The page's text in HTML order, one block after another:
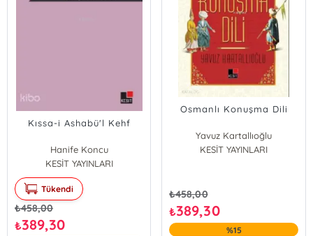
Kıssa-i Ashabü'l Kehf
Hanife Koncu
KESİT YAYINLARI
Tükendi
₺458,00
₺389,30
Osmanlı Konuşma Dili
Yavuz Kartallıoğlu
KESİT YAYINLARI
₺458,00
₺389,30
%15